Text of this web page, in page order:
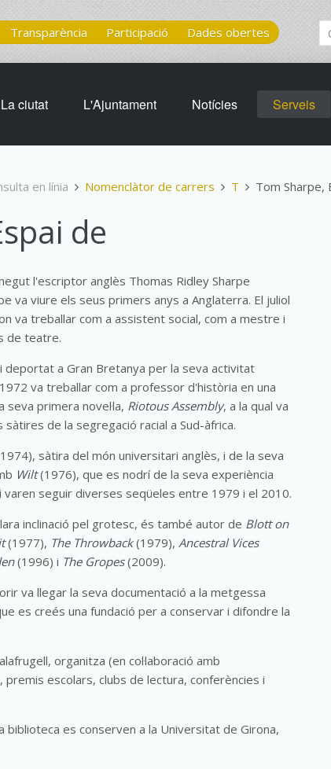
Transparència Participació Dades obertes
La ciutat L'Ajuntament Notícies Serveis
en línia Nomenclàtor de carrers T Tom Sharpe,
de
l'escriptor anglès Thomas Ridley Sharpe
va viure els seus primers anys a Anglaterra. El juliol
va treballar com a assistent social, com a mestre i
de teatre.
a Gran Bretanya per la seva activitat
va treballar com a professor d'història en una
seva primera novel·la, Riotous Assembly, a la qual va
de la segregació racial a Sud-àfrica.
sàtira del món universitari anglès, i de la seva
Wilt(1976), que es nodrí de la seva experiència
varen seguir diverses seqüeles entre 1979 i el 2010.
inclinació pel grotesc, és també autor de Blott on
(1977), The Throwback(1979),Ancestral Vices
(1996) i The Gropes(2009).
va llegar la seva documentació a la metgessa
es creés una fundació per a conservar i difondre la
organitza (en col·laboració amb
escolars, clubs de lectura, conferències i
biblioteca es conserven a la Universitat de Girona,